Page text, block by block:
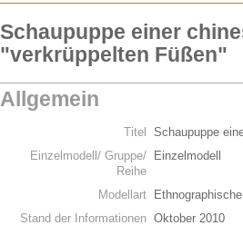
Schaupuppe einer
"verkrüppelten Füßen"
Allgemein
Titel
Schaupuppe
Einzelmodell/ Gruppe/
Reihe
Einzelmodell
Modellart
Stand der Informationen Oktober 2010